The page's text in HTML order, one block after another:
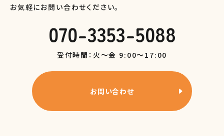
お気軽にお問い合わせください。
070-3353-5088
受付時間：火～金 9:00～17:00
お問い合わせ